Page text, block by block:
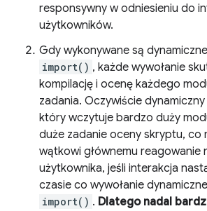
responsywny w odniesieniu do
użytkowników.
Gdy wykonywane są
import() , każde wywołanie
kompilację i ocenę każdego
zadania. Oczywiście
który wczytuje bardzo duży
duże zadanie oceny skryptu, co
wątkowi głównemu reagowanie
użytkownika, jeśli interakcja
czasie co wywołanie
import() . Dlatego nadal